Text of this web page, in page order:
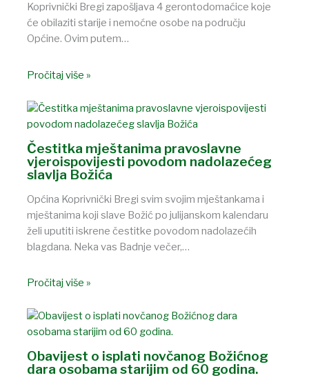
Koprivnički Bregi zapošljava 4 gerontodomaćice koje
će obilaziti starije i nemoćne osobe na području
Općine. Ovim putem…
Pročitaj više »
Čestitka mještanima pravoslavne
vjeroispovijesti povodom nadolazećeg
slavlja Božića
Općina Koprivnički Bregi svim svojim mještankama i
mještanima koji slave Božić po julijanskom kalendaru
želi uputiti iskrene čestitke povodom nadolazećih
blagdana. Neka vas Badnje večer,…
Pročitaj više »
Obavijest o isplati novčanog Božićnog
dara osobama starijim od 60 godina.